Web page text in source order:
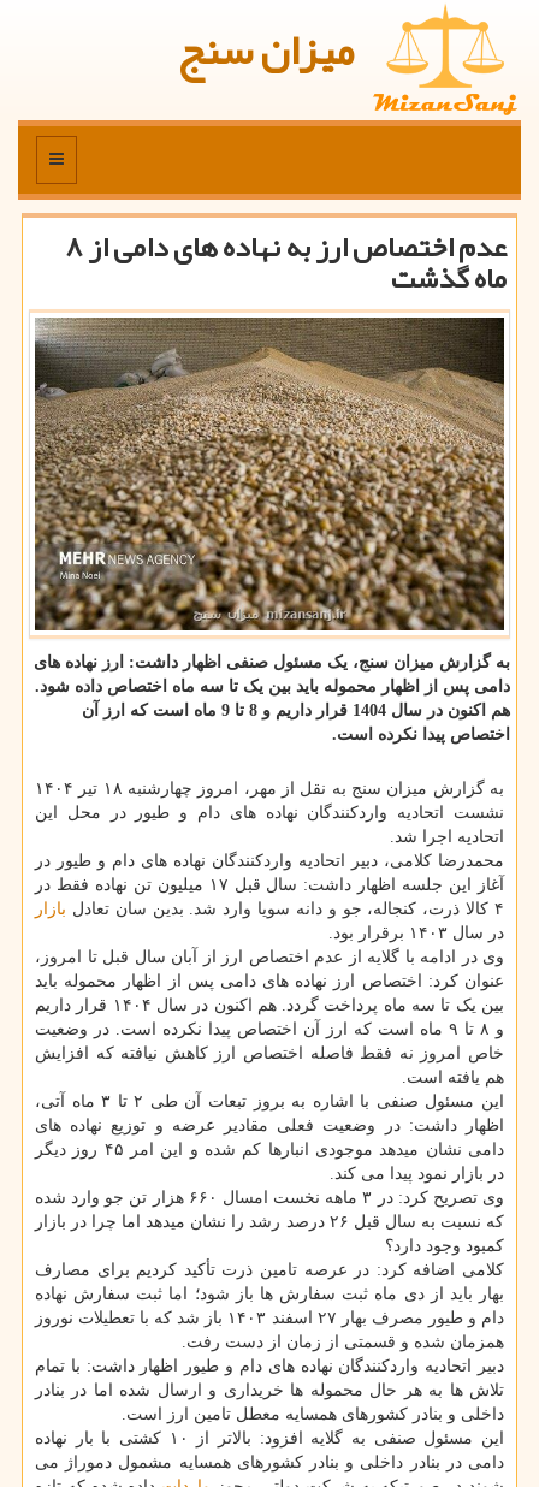
میزان سنج
منو
عدم اختصاص ارز به نهاده های دامی از ۸
ماه گذشت
به گزارش میزان سنج، یک مسئول صنفی اظهار داشت: ارز نهاده های
دامی پس از اظهار محموله باید بین یک تا سه ماه اختصاص داده شود.
هم اکنون در سال 1404 قرار داریم و 8 تا 9 ماه است که ارز آن
اختصاص پیدا نکرده است.
به گزارش میزان سنج به نقل از مهر، امروز چهارشنبه ۱۸ تیر ۱۴۰۴
نشست اتحادیه واردکنندگان نهاده های دام و طیور در محل این
اتحادیه اجرا شد.
محمدرضا کلامی، دبیر اتحادیه واردکنندگان نهاده های دام و طیور در
آغاز این جلسه اظهار داشت: سال قبل ۱۷ میلیون تن نهاده فقط در
۴ کالا ذرت، کنجاله، جو و دانه سویا وارد شد. بدین سان تعادل
بازار
در سال ۱۴۰۳ برقرار بود.
وی در ادامه با گلایه از عدم اختصاص ارز از آبان سال قبل تا امروز،
عنوان کرد: اختصاص ارز نهاده های دامی پس از اظهار محموله باید
بین یک تا سه ماه پرداخت گردد. هم اکنون در سال ۱۴۰۴ قرار داریم
و ۸ تا ۹ ماه است که ارز آن اختصاص پیدا نکرده است. در وضعیت
خاص امروز نه فقط فاصله اختصاص ارز کاهش نیافته که افزایش
هم یافته است.
این مسئول صنفی با اشاره به بروز تبعات آن طی ۲ تا ۳ ماه آتی،
اظهار داشت: در وضعیت فعلی مقادیر عرضه و توزیع نهاده های
دامی نشان میدهد موجودی انبارها کم شده و این امر ۴۵ روز دیگر
در بازار نمود پیدا می کند.
وی تصریح کرد: در ۳ ماهه نخست امسال ۶۶۰ هزار تن جو وارد شده
که نسبت به سال قبل ۲۶ درصد رشد را نشان میدهد اما چرا در بازار
کمبود وجود دارد؟
کلامی اضافه کرد: در عرصه تامین ذرت تأکید کردیم برای مصارف
بهار باید از دی ماه ثبت سفارش ها باز شود؛ اما ثبت سفارش نهاده
دام و طیور مصرف بهار ۲۷ اسفند ۱۴۰۳ باز شد که با تعطیلات نوروز
همزمان شده و قسمتی از زمان از دست رفت.
دبیر اتحادیه واردکنندگان نهاده های دام و طیور اظهار داشت: با تمام
تلاش ها به هر حال محموله ها خریداری و ارسال شده اما در بنادر
داخلی و بنادر کشورهای همسایه معطل تامین ارز است.
این مسئول صنفی به گلایه افزود: بالاتر از ۱۰ کشتی با بار نهاده
دامی در بنادر داخلی و بنادر کشورهای همسایه مشمول دموراژ می